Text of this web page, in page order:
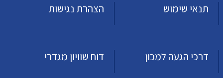
תנאי שימוש הצהרת נגישות
דרכי הגעה למכון דוח שוויון מגדרי